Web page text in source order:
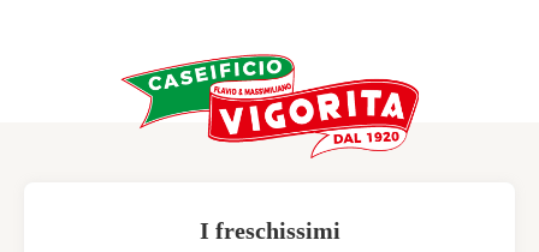
I freschissimi